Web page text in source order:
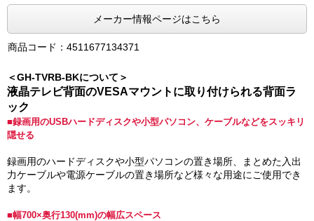
メーカー情報ページはこちら
商品コード：4511677134371
＜GH-TVRB-BKについて＞
液晶テレビ背面のVESAマウントに取り付けられる背面ラ
ック
■録画用のUSBハードディスクや小型パソコン、ケーブルなどをスッキリ
隠せる
録画用のハードディスクや小型パソコンの置き場所、まとめた入出
力ケーブルや電源ケーブルの置き場所など様々な用途にご使用でき
ます。
■幅700×奥行130(mm)の幅広スペース